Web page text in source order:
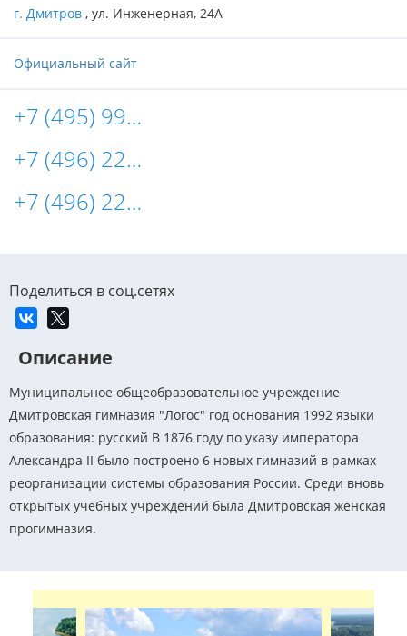
г. Дмитров , ул. Инженерная, 24А
Официальный сайт
+7 (495) 993-92-50
+7 (496) 223-84-88
+7 (496) 223-56-50
Поделиться в соц.сетях
Описание
Муниципальное общеобразовательное учреждение
Дмитровская гимназия "Логос" год основания 1992 языки
образования: русский В 1876 году по указу императора
Александра II было построено 6 новых гимназий в рамках
реорганизации системы образования России. Среди вновь
открытых учебных учреждений была Дмитровская женская
прогимназия.